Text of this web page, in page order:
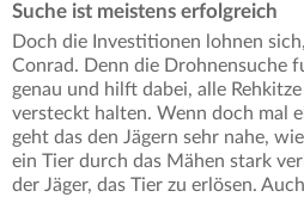
Suche ist meistens erfolgreich
Doch die Investitionen lohnen
Conrad. Denn die Drohnensuche
genau und hilft dabei, alle
versteckt halten. Wenn doch mal
geht das den Jägern sehr nahe,
ein Tier durch das Mähen stark
der Jäger, das Tier zu erlösen.